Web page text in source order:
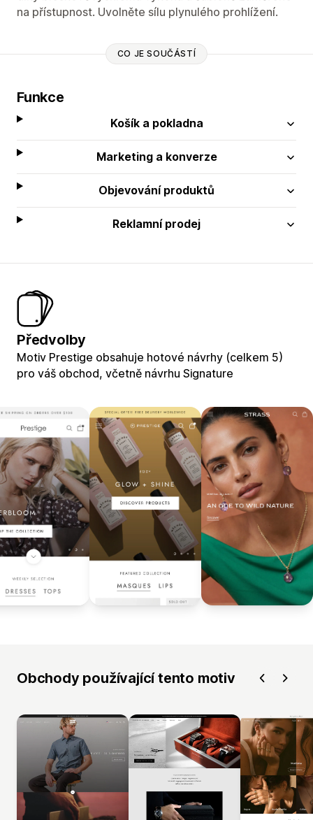
na přístupnost. Uvolněte sílu plynulého prohlížení.
CO JE SOUČÁSTÍ
Funkce
Košík a pokladna
Marketing a konverze
Objevování produktů
Reklamní prodej
Předvolby
Motiv Prestige obsahuje hotové návrhy (celkem 5)
pro váš obchod, včetně návrhu Signature
Obchody používající tento motiv